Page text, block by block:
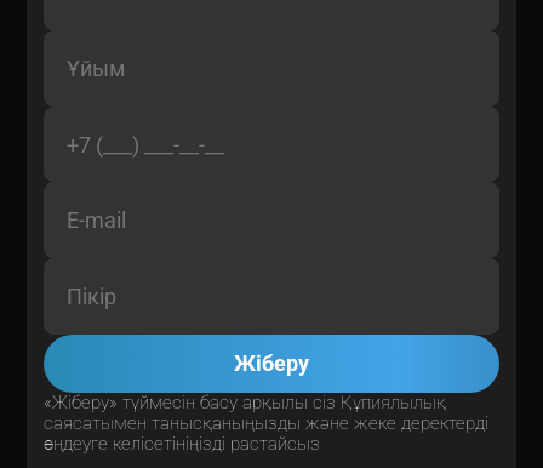
Жіберу
«Жіберу» түймесін басу арқылы сіз Құпиялылық
саясатымен танысқаныңызды және жеке деректерді
өңдеуге келісетініңізді растайсыз